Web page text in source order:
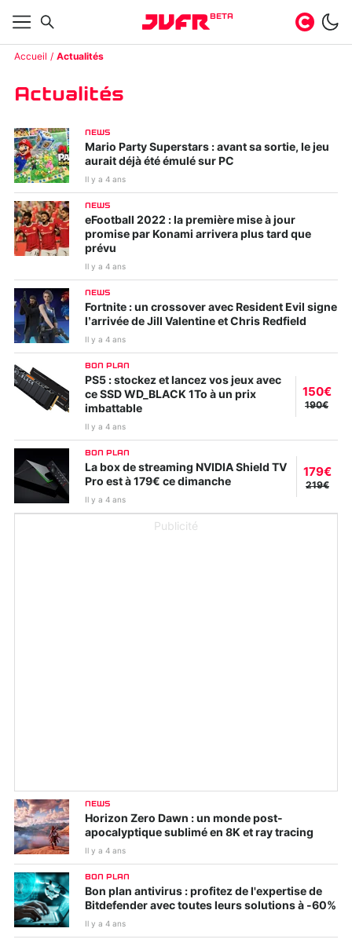
BETA
Accueil Actualités
Actualités
NEWS
Mario Party Superstars : avant sa sortie, le jeu
aurait déjà été émulé sur PC
Il y a 4 ans
NEWS
eFootball 2022 : la première mise à jour
promise par Konami arrivera plus tard que
prévu
Il y a 4 ans
NEWS
Fortnite : un crossover avec Resident Evil signe
l’arrivée de Jill Valentine et Chris Redfield
Il y a 4 ans
BON PLAN
PS5 : stockez et lancez vos jeux avec
ce SSD WD_BLACK 1To à un prix
imbattable
Il y a 4 ans
150€
190€
BON PLAN
La box de streaming NVIDIA Shield TV
Pro est à 179€ ce dimanche
Il y a 4 ans
179€
219€
Publicité
NEWS
Horizon Zero Dawn : un monde post-
apocalyptique sublimé en 8K et ray tracing
Il y a 4 ans
BON PLAN
Bon plan antivirus : profitez de l'expertise de
Bitdefender avec toutes leurs solutions à -60%
Il y a 4 ans